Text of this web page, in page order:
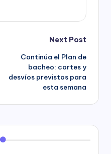
Next Post
Continúa el Plan de
bacheo: cortes y
desvíos previstos para
esta semana